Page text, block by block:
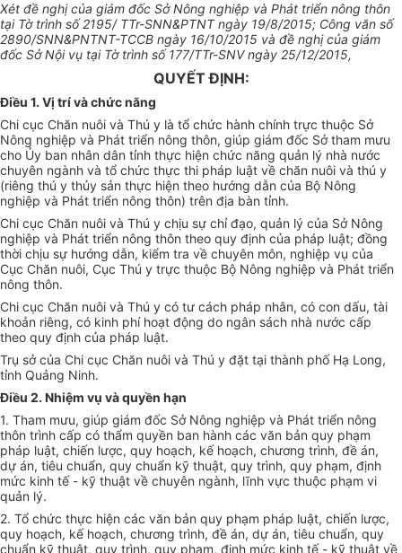
Xét đề nghị của giám đốc Sở Nông nghiệp và Phát triển nông thôn
tại Tờ trình số 2195/ TTr-SNN&PTNT ngày 19/8/2015; Công văn số
2890/SNN&PNTNT-TCCB ngày 16/10/2015 và đề nghị của giám
đốc Sở Nội vụ tại Tờ trình số 177/TTr-SNV ngày 25/12/2015,
QUYẾT ĐỊNH:
Điều 1. Vị trí và chức năng
Chi cục Chăn nuôi và Thú y là tổ chức hành chính trực thuộc Sở
Nông nghiệp và Phát triển nông thôn, giúp giám đốc Sở tham mưu
cho Ủy ban nhân dân tỉnh thực hiện chức năng quản lý nhà nước
chuyên ngành và tổ chức thực thi pháp luật về chăn nuôi và thú y
(riêng thú y thủy sản thực hiện theo hướng dẫn của Bộ Nông
nghiệp và Phát triển nông thôn) trên địa bàn tỉnh.
Chi cục Chăn nuôi và Thú y chịu sự chỉ đạo, quản lý của Sở Nông
nghiệp và Phát triển nông thôn theo quy định của pháp luật; đồng
thời chịu sự hướng dẫn, kiểm tra về chuyên môn, nghiệp vụ của
Cục Chăn nuôi, Cục Thú y trực thuộc Bộ Nông nghiệp và Phát triển
nông thôn.
Chi cục Chăn nuôi và Thú y có tư cách pháp nhân, có con dấu, tài
khoản riêng, có kinh phí hoạt động do ngân sách nhà nước cấp
theo quy định của pháp luật.
Trụ sở của Chi cục Chăn nuôi và Thú y đặt tại thành phố Hạ Long,
tỉnh Quảng Ninh.
Điều 2. Nhiệm vụ và quyền hạn
1. Tham mưu, giúp giám đốc Sở Nông nghiệp và Phát triển nông
thôn trình cấp có thẩm quyền ban hành các văn bản quy phạm
pháp luật, chiến lược, quy hoạch, kế hoạch, chương trình, đề án,
dự án, tiêu chuẩn, quy chuẩn kỹ thuật, quy trình, quy phạm, định
mức kinh tế - kỹ thuật về chuyên ngành, lĩnh vực thuộc phạm vi
quản lý.
2. Tổ chức thực hiện các văn bản quy phạm pháp luật, chiến lược,
quy hoạch, kế hoạch, chương trình, đề án, dự án, tiêu chuẩn, quy
chuẩn kỹ thuật, quy trình, quy phạm, định mức kinh tế - kỹ thuật về